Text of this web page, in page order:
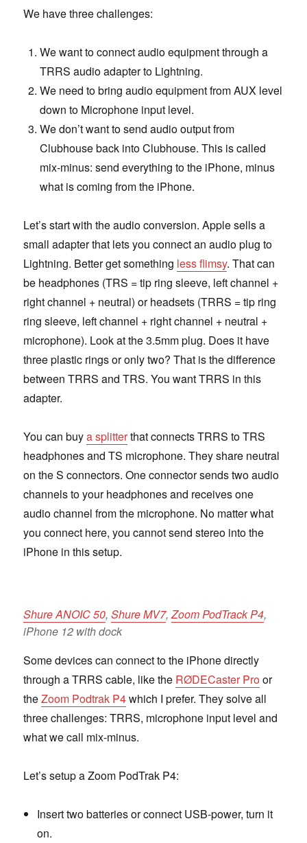
We have three challenges:
We want to connect audio equipment through a
TRRS audio adapter to Lightning.
We need to bring audio equipment from AUX level
down to Microphone input level.
We don’t want to send audio output from
Clubhouse back into Clubhouse. This is called
mix-minus: send everything to the iPhone, minus
what is coming from the iPhone.
Let’s start with the audio conversion. Apple sells a
small adapter that lets you connect an audio plug to
Lightning. Better get something less flimsy. That can
be headphones (TRS = tip ring sleeve, left channel +
right channel + neutral) or headsets (TRRS = tip ring
ring sleeve, left channel + right channel + neutral +
microphone). Look at the 3.5mm plug. Does it have
three plastic rings or only two? That is the difference
between TRRS and TRS. You want TRRS in this
adapter.
You can buya splitterthat connects TRRS to TRS
headphones and TS microphone. They share neutral
on the S connectors. One connector sends two audio
channels to your headphones and receives one
audio channel from the microphone. No matter what
you connect here, you cannot send stereo into the
iPhone in this setup.
Shure ANOIC 50,Shure MV7,Zoom PodTrack P4,
iPhone 12 with dock
Some devices can connect to the iPhone directly
through a TRRS cable, like the RØDECaster Proor
theZoom Podtrak P4which I prefer. They solve all
three challenges: TRRS, microphone input level and
what we call mix-minus.
Let’s setup a Zoom PodTrak P4:
Insert two batteries or connect USB-power, turn it
on.